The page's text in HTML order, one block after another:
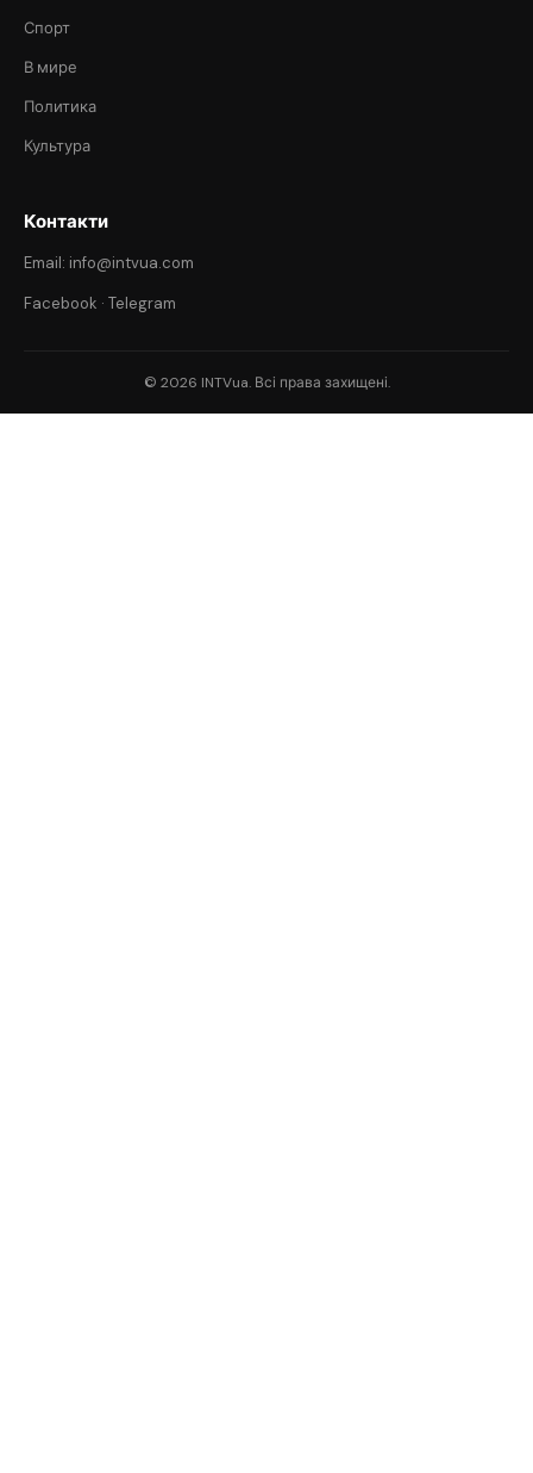
Спорт
В мире
Политика
Культура
Контакти
Email: info@intvua.com
Facebook · Telegram
© 2026 INTVua. Всі права захищені.